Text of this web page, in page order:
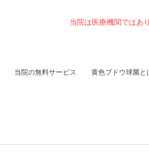
当院は医療機関ではあ
当院の無料サービス 黄色ブドウ球菌と